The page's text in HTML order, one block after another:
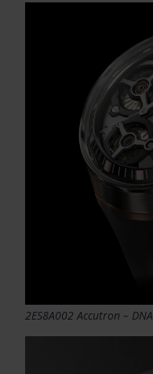
2ES8A002 Accutron – DNA